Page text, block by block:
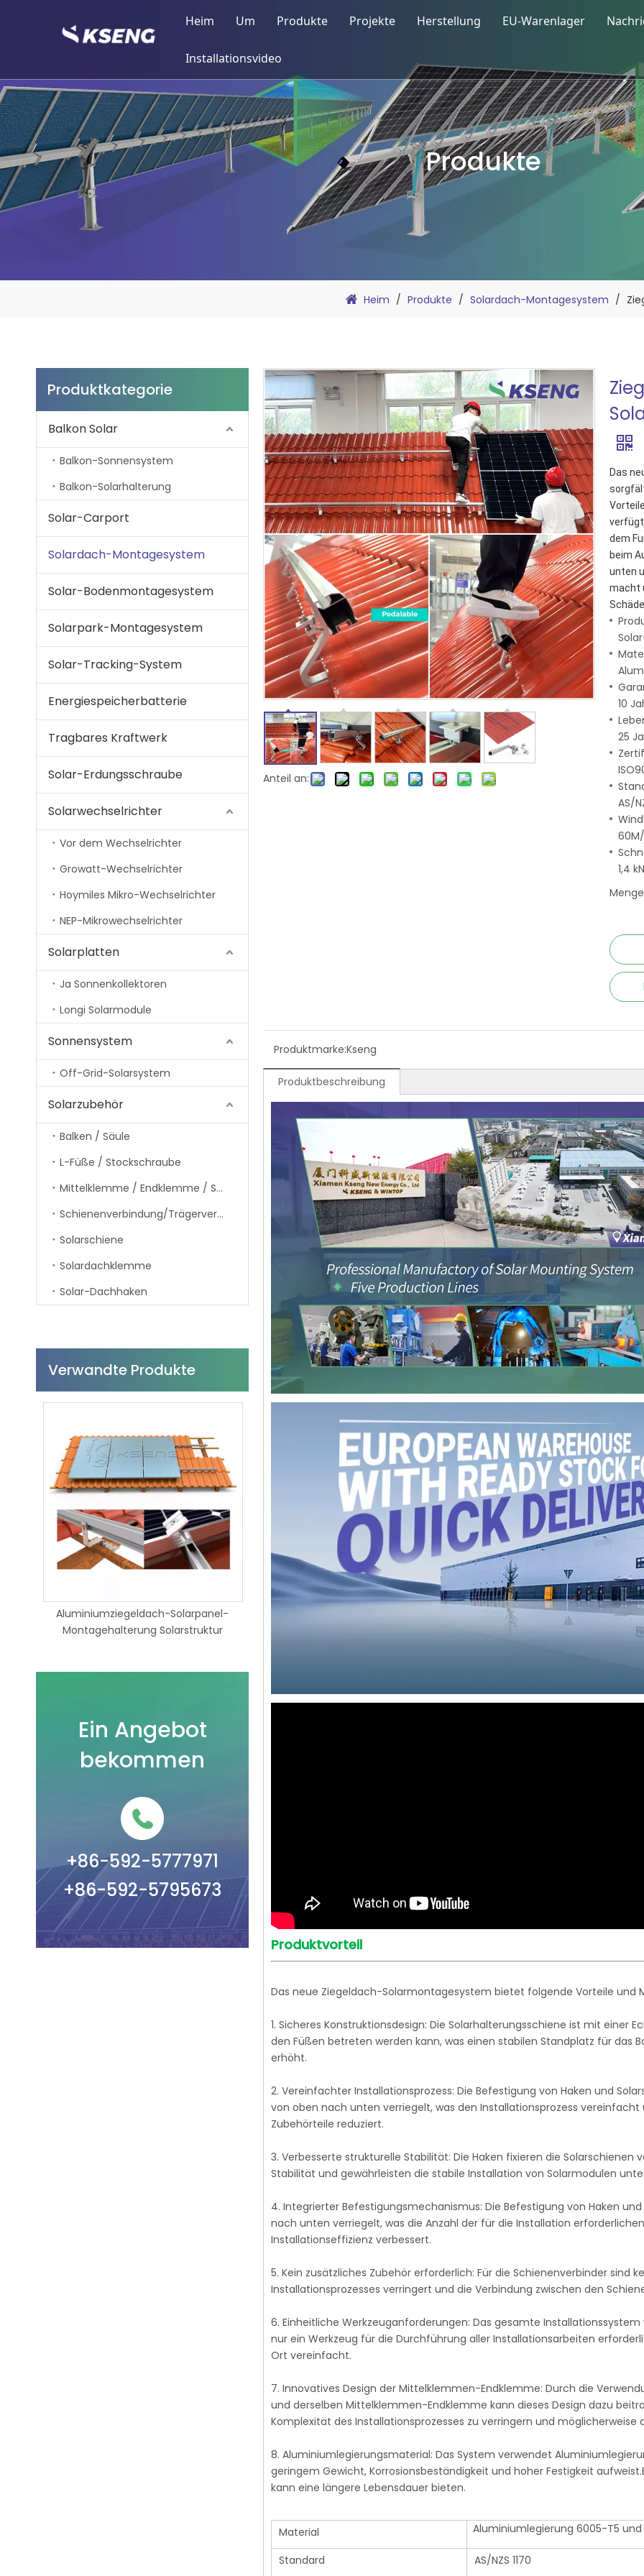
Heim Um
Kseng-Profil
Meilensteine
Kseng-Struktur
Produktionsqualität
Zertifizierung
Produkte
Solar-Carport
Solardach-Montagesystem
Solar-Bodenmontagesystem
Solarpark-Montagesystem
Solar-Tracking-System
Projekte Herstellung EU-Warenlager
Installationsvideo
Produkte
Heim / Produkte / Solardach-Montagesystem /
Produktkategorie
Balkon Solar
Balkon-Sonnensystem
Balkon-Solarhalterung
Solar-Carport
Solardach-Montagesystem
Solar-Bodenmontagesystem
Solarpark-Montagesystem
Solar-Tracking-System
Energiespeicherbatterie
Tragbares Kraftwerk
Solar-Erdungsschraube
Solarwechselrichter
Vor dem Wechselrichter
Growatt-Wechselrichter
Hoymiles Mikro-Wechselrichter
NEP-Mikrowechselrichter
Solarplatten
Ja Sonnenkollektoren
Longi Solarmodule
Sonnensystem
Off-Grid-Solarsystem
Solarzubehör
Balken / Säule
L-Füße / Stockschraube
Mittelklemme / Endklemme / Schienenklemme
Schienenverbindung/Trägerverbindung
Solarschiene
Solardachklemme
Solar-Dachhaken
Verwandte Produkte
Aluminiumziegeldach-Solarpanel-
Montagehalterung Solarstruktur
Verstellbare Winkel-
Neigungshalterungen,
Ein Angebot
bekommen
+86-592-5777971
+86-592-5795673
Anteil an:
Das
verfügt
dem
beim
unten
macht
10
25
AS/
1,4
Produktmarke:Kseng
Produktbeschreibung
Produktvorteil
Das neue Ziegeldach-Solarmontagesystem bietet folgende Vorteile und
1. Sicheres Konstruktionsdesign: Die Solarhalterungsschiene ist mit
den Füßen betreten werden kann, was einen stabilen Standplatz für das
erhöht.
2. Vereinfachter Installationsprozess: Die Befestigung von Haken und
von oben nach unten verriegelt, was den Installationsprozess
Zubehörteile reduziert.
3. Verbesserte strukturelle Stabilität: Die Haken fixieren die
Stabilität und gewährleisten die stabile Installation von Solarmodulen
4. Integrierter Befestigungsmechanismus: Die Befestigung von Haken
nach unten verriegelt, was die Anzahl der für die Installation
Installationseffizienz verbessert.
5. Kein zusätzliches Zubehör erforderlich: Für die Schienenverbinder sind
Installationsprozesses verringert und die Verbindung zwischen den
6. Einheitliche Werkzeuganforderungen: Das gesamte
nur ein Werkzeug für die Durchführung aller Installationsarbeiten
Ort vereinfacht.
7. Innovatives Design der Mittelklemmen-Endklemme: Durch die
und derselben Mittelklemmen-Endklemme kann dieses Design dazu
Komplexität des Installationsprozesses zu verringern und möglicherweise
8. Aluminiumlegierungsmaterial: Das System verwendet
geringem Gewicht, Korrosionsbeständigkeit und hoher Festigkeit
kann eine längere Lebensdauer bieten.
Material Aluminiumlegierung 6005-T5 und
Standard AS/NZS 1170